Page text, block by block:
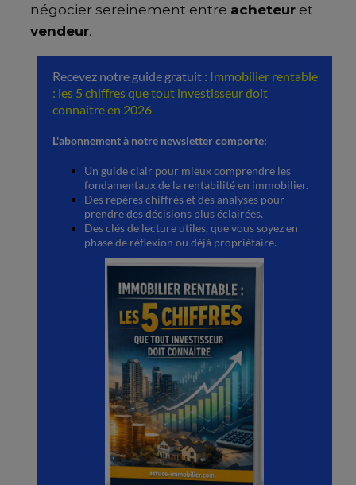
négocier sereinement entre acheteur et
vendeur.